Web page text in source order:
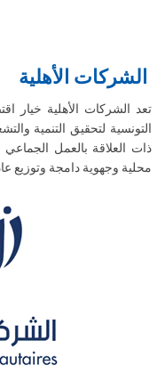
الشركات الأهلية
تعد الشركات الأهلية خيار
التونسية لتحقيق التنمية
ذات العلاقة بالعمل الجماعي
محلية وجهوية دامجة وتوزيع